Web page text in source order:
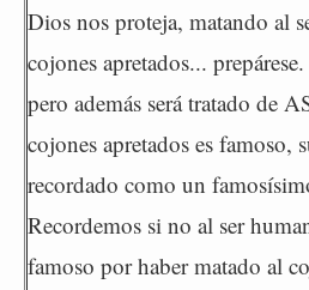
Dios nos proteja, matando al
cojones apretados...
pero además será tratado de
cojones apretados es famoso,
recordado como un
Recordemos si no al ser
famoso por haber matado al